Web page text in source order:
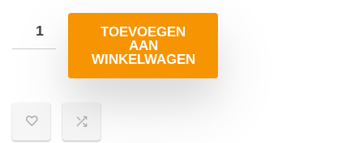
TOEVOEGEN
AAN
WINKELWAGEN